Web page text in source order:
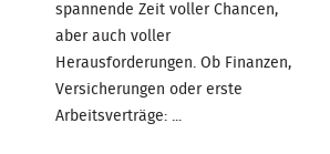
spannende Zeit voller Chancen,
aber auch voller
Herausforderungen. Ob Finanzen,
Versicherungen oder erste
Arbeitsverträge: ...